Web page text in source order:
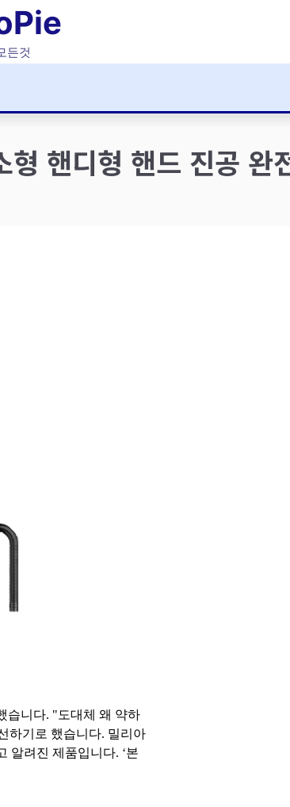
든것
핸디형 핸드 진공 완
습니다. "도대체 왜 약하
하기로 했습니다. 밀리아
알려진 제품입니다. ‘본